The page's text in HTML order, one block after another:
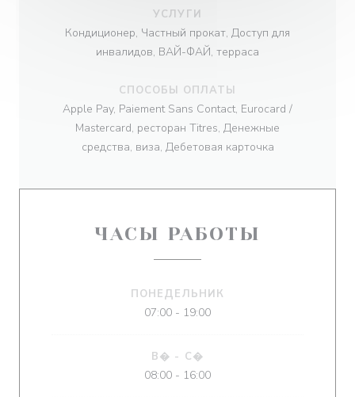
УСЛУГИ
Кондиционер, Частный прокат, Доступ для
инвалидов, ВАЙ-ФАЙ, терраса
СПОСОБЫ ОПЛАТЫ
Apple Pay, Paiement Sans Contact, Eurocard /
Mastercard, ресторан Titres, Денежные
средства, виза, Дебетовая карточка
ЧАСЫ РАБОТЫ
ПОНЕДЕЛЬНИК
07:00 - 19:00
В� - С�
08:00 - 16:00